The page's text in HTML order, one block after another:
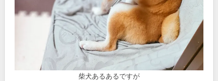
柴犬あるあるですが